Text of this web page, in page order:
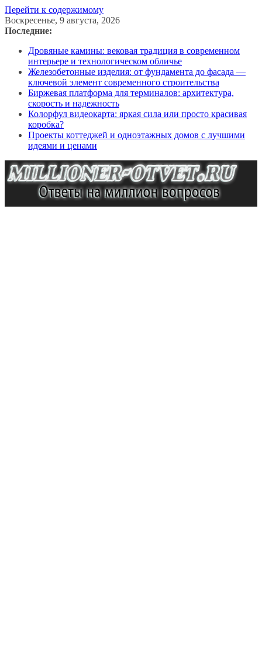
Перейти к содержимому
Воскресенье, 9 августа, 2026
Последние:
Дровяные камины: вековая традиция в современном
интерьере и технологическом обличье
Железобетонные изделия: от фундамента до фасада —
ключевой элемент современного строительства
Биржевая платформа для терминалов: архитектура,
скорость и надежность
Колорфул видеокарта: яркая сила или просто красивая
коробка?
Проекты коттеджей и одноэтажных домов с лучшими
идеями и ценами